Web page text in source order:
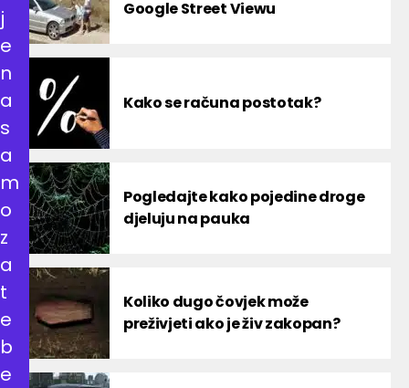
Google Street Viewu
Kako se računa postotak?
Pogledajte kako pojedine droge
djeluju na pauka
Koliko dugo čovjek može
preživjeti ako je živ zakopan?
j
e
n
a
s
a
m
o
z
a
t
e
b
e